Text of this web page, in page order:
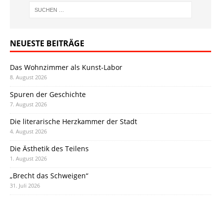
NEUESTE BEITRÄGE
Das Wohnzimmer als Kunst-Labor
8. August 2026
Spuren der Geschichte
7. August 2026
Die literarische Herzkammer der Stadt
4. August 2026
Die Ästhetik des Teilens
1. August 2026
„Brecht das Schweigen“
31. Juli 2026